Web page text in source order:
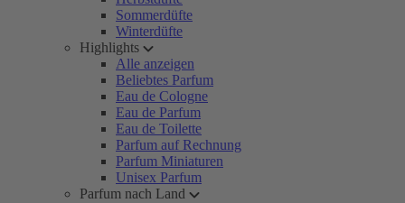
Sommerdüfte
Winterdüfte
Highlights
Alle anzeigen
Beliebtes Parfum
Eau de Cologne
Eau de Parfum
Eau de Toilette
Parfum auf Rechnung
Parfum Miniaturen
Unisex Parfum
Parfum nach Land